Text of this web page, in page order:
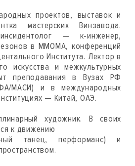
проектов, выставок и
мастерских Винзавода.
— к-инженер,
в ММОМА, конференций
Института. Лектор в
искусства и межкультурных
преподавания в Вузах РФ
МАСИ) и в международных
— Китай, ОАЭ.
художник. В своих
к движению
танец, перформанс) и